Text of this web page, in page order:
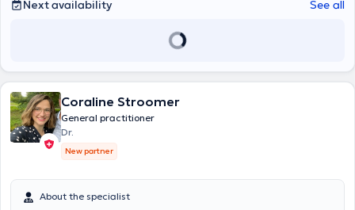
Next availability
See all
Coraline Stroomer
General practitioner
Dr.
New partner
About the specialist